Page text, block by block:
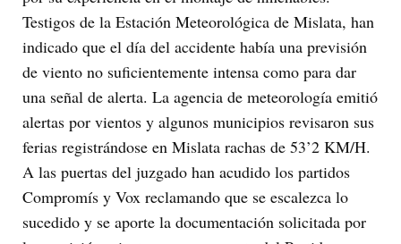
Testigos de la Estación Meteorológica de Mislata, han
indicado que el día del accidente había una previsión
de viento no suficientemente intensa como para dar
una señal de alerta. La agencia de meteorología emitió
alertas por vientos y algunos municipios revisaron sus
ferias registrándose en Mislata rachas de 53’2 KM/H.
A las puertas del juzgado han acudido los partidos
Compromís y Vox reclamando que se escalezca lo
sucedido y se aporte la documentación solicitada por